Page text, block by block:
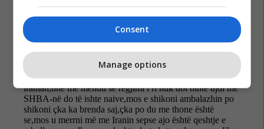
Consent
Manage options